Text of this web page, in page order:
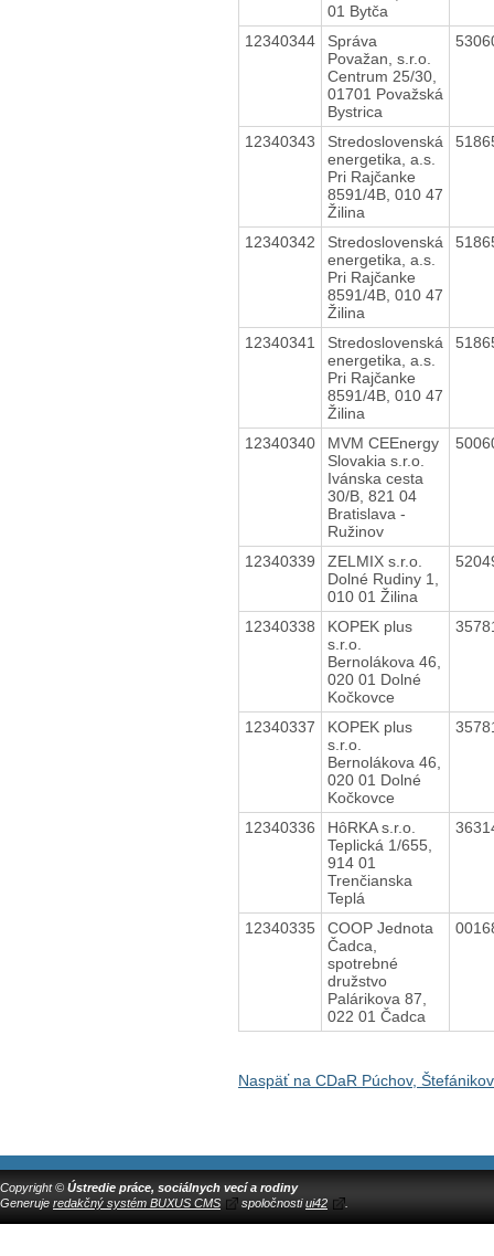
01 Bytča
12340344
Správa
Považan, s.r.o.
Centrum 25/30,
01701 Považská
Bystrica
12340343
Stredoslovenská
energetika, a.s.
Pri Rajčanke
8591/4B, 010 47
Žilina
12340342
Stredoslovenská
energetika, a.s.
Pri Rajčanke
8591/4B, 010 47
Žilina
12340341
Stredoslovenská
energetika, a.s.
Pri Rajčanke
8591/4B, 010 47
Žilina
12340340
MVM CEEnergy
Slovakia s.r.o.
Ivánska cesta
30/B, 821 04
Bratislava -
Ružinov
12340339
ZELMIX s.r.o.
Dolné Rudiny 1,
010 01 Žilina
12340338
KOPEK plus
s.r.o.
Bernolákova 46,
020 01 Dolné
Kočkovce
12340337
KOPEK plus
s.r.o.
Bernolákova 46,
020 01 Dolné
Kočkovce
12340336
HôRKA s.r.o.
Teplická 1/655,
914 01
Trenčianska
Teplá
12340335
COOP Jednota
Čadca,
spotrebné
družstvo
Palárikova 87,
022 01 Čadca
Naspäť na CDaR Púchov,
Copyright © Ústredie práce, sociálnych vecí a rodiny
Generuje redakčný systém BUXUS CMS spoločnostiui42